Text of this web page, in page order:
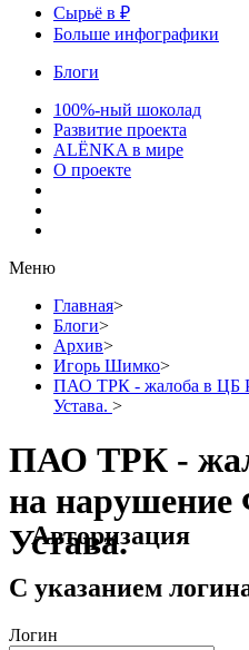
Сырьё в ₽
Больше инфографики
Блоги
100%-ный шоколад
Развитие проекта
ALЁNKA в мире
О проекте
Меню
Главная>
Блоги>
Архив>
Игорь Шимко>
ПАО ТРК - жалоба в ЦБ
Устава. >
ПАО ТРК -
на
Устава.
Авторизация
С указанием
Логин